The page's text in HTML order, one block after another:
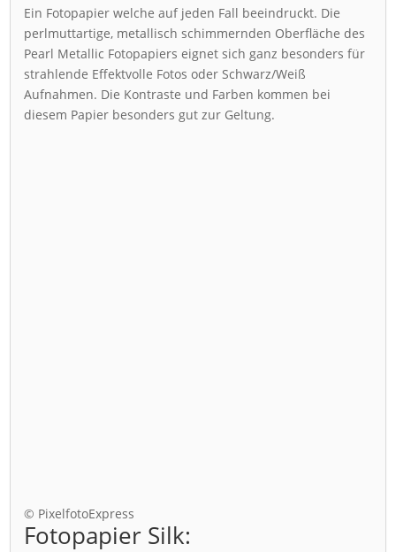
Ein Fotopapier welche auf jeden Fall beeindruckt. Die
perlmuttartige, metallisch schimmernden Oberfläche des
Pearl Metallic Fotopapiers eignet sich ganz besonders für
strahlende Effektvolle Fotos oder Schwarz/Weiß
Aufnahmen. Die Kontraste und Farben kommen bei
diesem Papier besonders gut zur Geltung.
© PixelfotoExpress
Fotopapier Silk: